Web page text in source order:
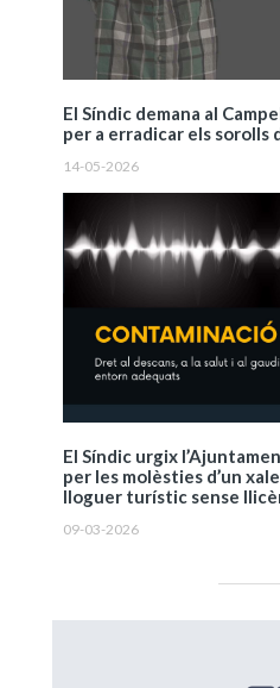
El Síndic demana al
per a erradicar els sorolls
14-05-2026
El Síndic urgix
per les molèsties d’un
lloguer turístic sense
09-03-2026